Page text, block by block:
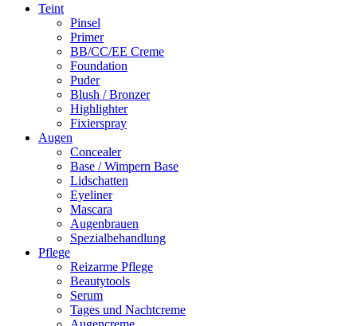
Primäres
Teint
Pinsel
Primer
BB/CC/EE Creme
Foundation
Puder
Blush / Bronzer
Highlighter
Fixierspray
Augen
Concealer
Base / Wimpern Base
Lidschatten
Eyeliner
Mascara
Augenbrauen
Spezialbehandlung
Pflege
Reizarme Pflege
Beautytools
Serum
Tages und Nachtcreme